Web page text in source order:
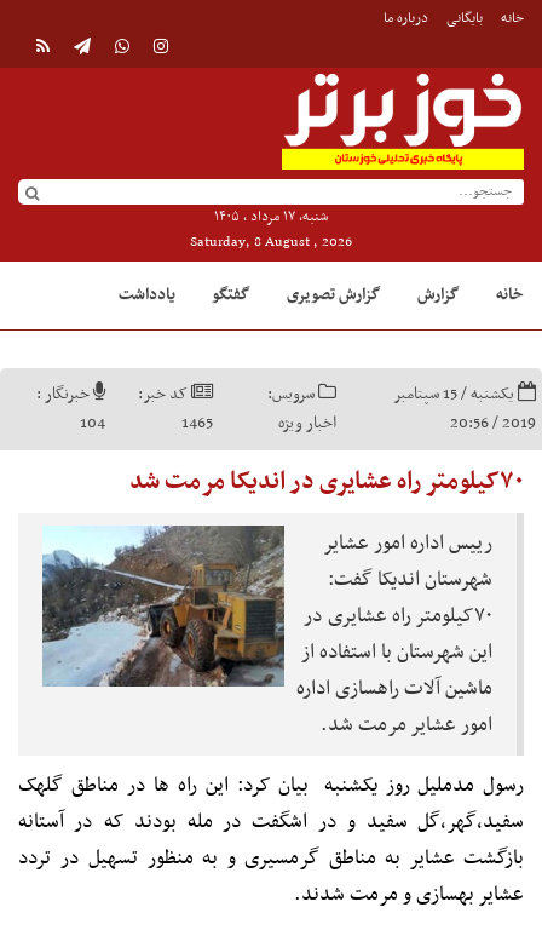
خانه بایگانی درباره ما
شنبه, ۱۷ مرداد , ۱۴۰۵
Saturday, 8 August , 2026
خانه گزارش گزارش تصویری گفتگو یادداشت
یکشنبه / 15 سپتامبر
2019 / 20:56
سرویس:
اخبار ویژه
کد خبر:
1465
خبرنگار :
104
۷۰کیلومتر راه عشایری در اندیکا مرمت شد
رییس اداره امور عشایر
شهرستان اندیکا گفت:
۷۰کیلومتر راه عشایری در
این شهرستان با استفاده از
ماشین آلات راهسازی اداره
امور عشایر مرمت شد.
رسول مدملیل روز یکشنبه بیان کرد: این راه ها در مناطق گلهک
سفید،گهر،گل سفید و در اشگفت در مله بودند که در آستانه
بازگشت عشایر به مناطق گرمسیری و به منظور تسهیل در تردد
عشایر بهسازی و مرمت شدند.